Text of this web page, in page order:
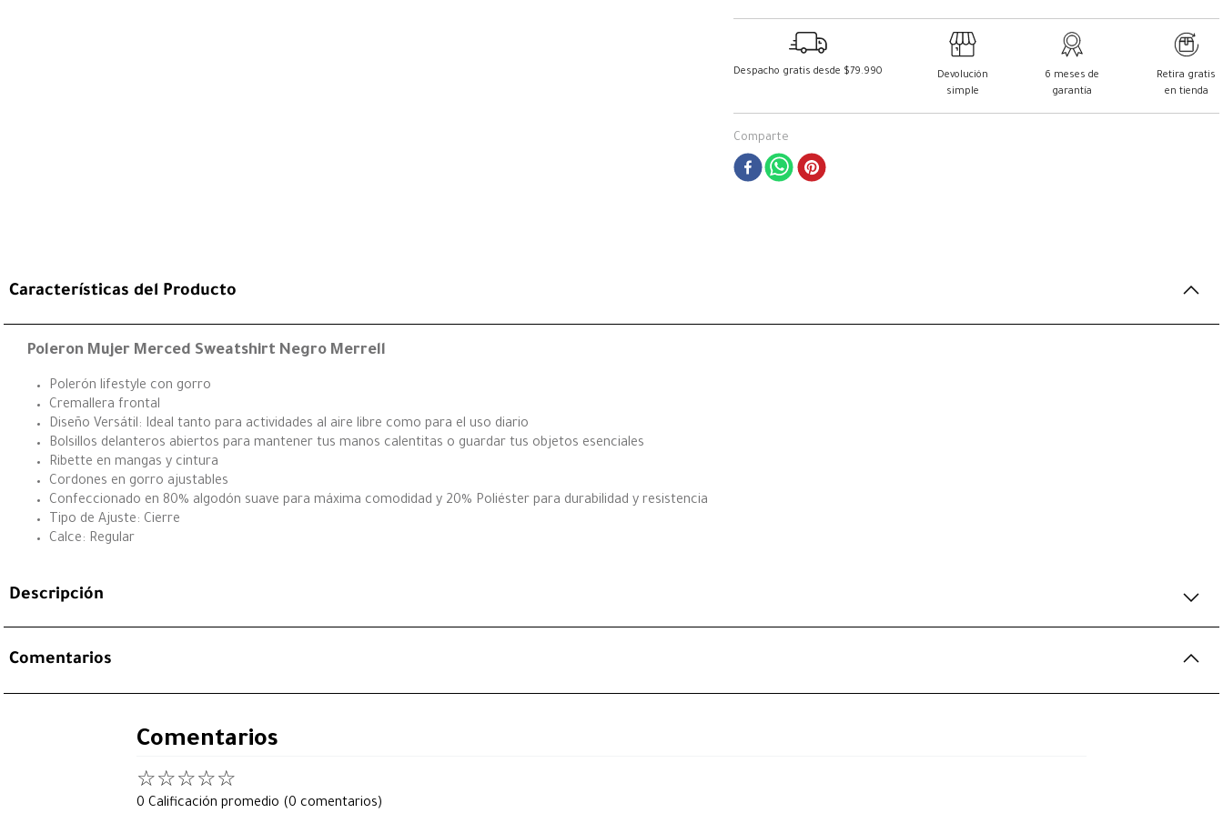
Despacho gratis desde $79.990
Devolución
simple
6 meses de
garantía
Retira gratis
en tienda
Comparte
Características del Producto
Poleron Mujer Merced Sweatshirt Negro Merrell
Polerón lifestyle con gorro
Cremallera frontal
Diseño Versátil: Ideal tanto para actividades al aire libre como para el uso diario
Bolsillos delanteros abiertos para mantener tus manos calentitas o guardar tus objetos esenciales
Ribette en mangas y cintura
Cordones en gorro ajustables
Confeccionado en 80% algodón suave para máxima comodidad y 20% Poliéster para durabilidad y resistencia
Tipo de Ajuste: Cierre
Calce: Regular
Descripción
Comentarios
Comentarios
☆☆☆☆☆
0 Calificación promedio (0 comentarios)